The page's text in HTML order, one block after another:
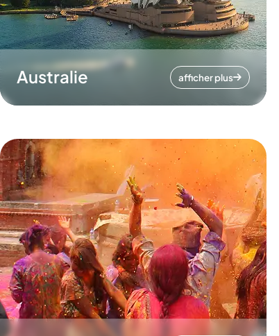
Australie afficher plus